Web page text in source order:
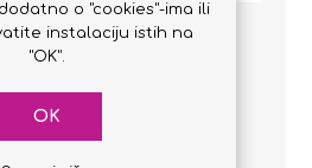
Pametni prekidač -
4CHR3
o "cookies"-ima ili
instalaciju istih na
"OK".
OK